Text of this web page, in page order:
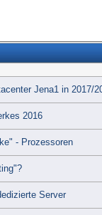
Jena1 in 2017/
2016
- Prozessoren
Server